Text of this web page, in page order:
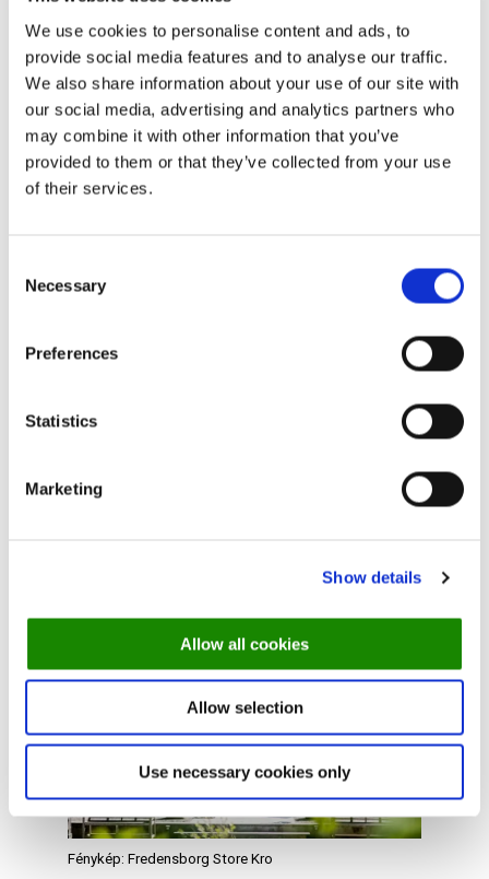
We use cookies to personalise content and ads, to
provide social media features and to analyse our traffic.
We also share information about your use of our site with
our social media, advertising and analytics partners who
may combine it with other information that you’ve
provided to them or that they’ve collected from your use
of their services.
Selection
Necessary
Preferences
Statistics
Marketing
Show details
Allow all cookies
Allow selection
Use necessary cookies only
személyes tárgyakat stb.
Talán van egy vagy több olyan ételed, amelynek sok
közösségi médiaplatformokon. Ezzel biztosíthatja,
Fénykép: Fredensborg Store Kro